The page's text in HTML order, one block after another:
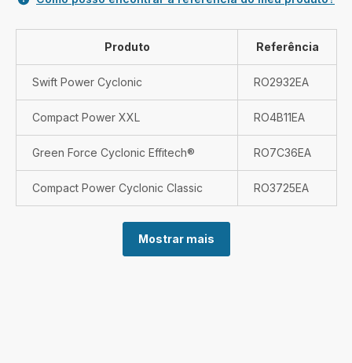
Produto Referência
Swift Power Cyclonic RO2932EA
Compact Power XXL RO4B11EA
Green Force Cyclonic Effitech® RO7C36EA
Compact Power Cyclonic Classic RO3725EA
Mostrar mais